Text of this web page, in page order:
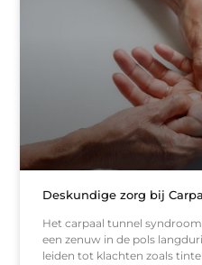
Deskundige zorg bij
Het carpaal tunnel
een zenuw in de pols
leiden tot klachten zoals